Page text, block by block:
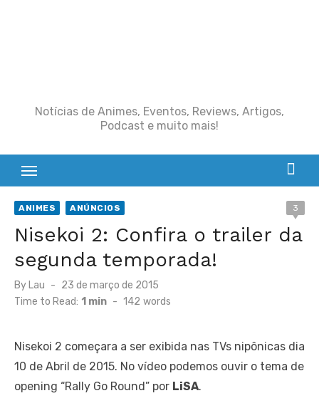
Notícias de Animes, Eventos, Reviews, Artigos,
Podcast e muito mais!
ANIMES ANÚNCIOS 3
Nisekoi 2: Confira o trailer da
segunda temporada!
By Lau
Posted
on
23 de março de 2015
Time to Read: 1 min - 142 words
Nisekoi 2 começara a ser exibida nas TVs nipônicas dia
10 de Abril de 2015. No vídeo podemos ouvir o tema de
opening “Rally Go Round” por LiSA.